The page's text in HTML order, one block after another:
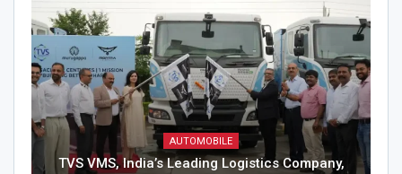
AUTOMOBILE
TVS VMS, India’s Leading Logistics Company,